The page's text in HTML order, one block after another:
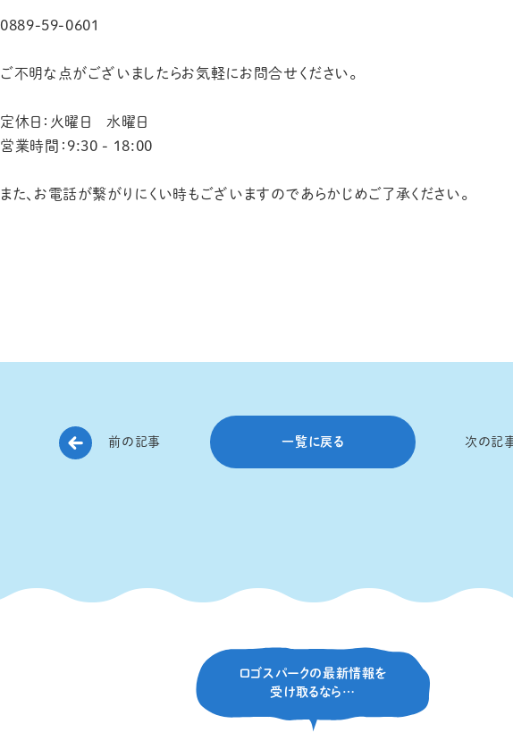
0889-59-0601
ご不明な点がございましたらお気軽にお問合せください。
定休日：火曜日 水曜日
営業時間：9:30 - 18:00
また、お電話が繋がりにくい時もございますのであらかじめご了承ください。
前の記事 一覧に戻る 次の記
ロゴスパークの最新情報を
受け取るなら…